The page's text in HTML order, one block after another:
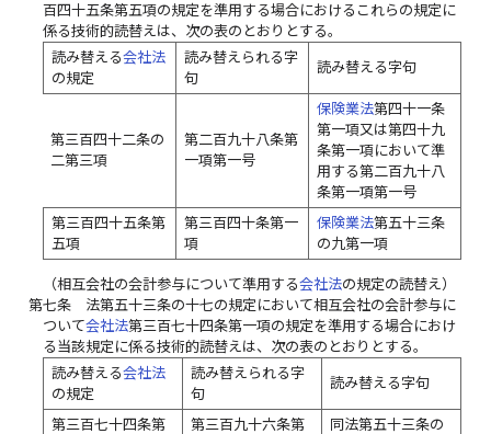
百四十五条第五項の規定を準用する場合におけるこれらの規定に
係る技術的読替えは、次の表のとおりとする。
読み替える会社法
の規定
読み替えられる字
句
読み替える字句
第三百四十二条の
二第三項
第二百九十八条第
一項第一号
保険業法第四十一条
第一項又は第四十九
条第一項において準
用する第二百九十八
条第一項第一号
第三百四十五条第
五項
第三百四十条第一
項
保険業法第五十三条
の九第一項
（相互会社の会計参与について準用する会社法の規定の読替え）
第七条
法第五十三条の十七の規定において相互会社の会計参与に
ついて会社法第三百七十四条第一項の規定を準用する場合におけ
る当該規定に係る技術的読替えは、次の表のとおりとする。
読み替える会社法
の規定
読み替えられる字
句
読み替える字句
第三百七十四条第
第三百九十六条第
同法第五十三条の